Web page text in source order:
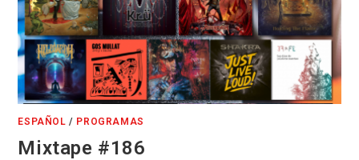
ESPAÑOL / PROGRAMAS
Mixtape #186